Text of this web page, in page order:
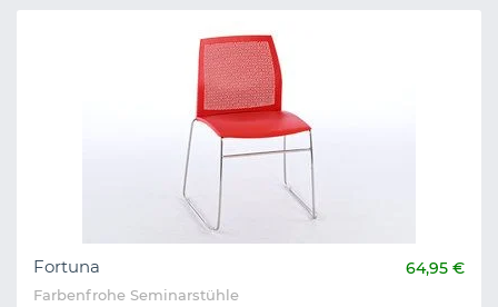
Fortuna 64,95 €
Farbenfrohe Seminarstühle